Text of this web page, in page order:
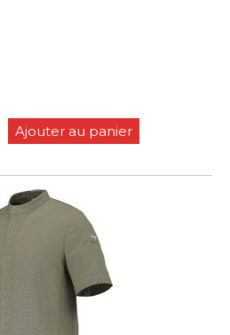
Ajouter au panier